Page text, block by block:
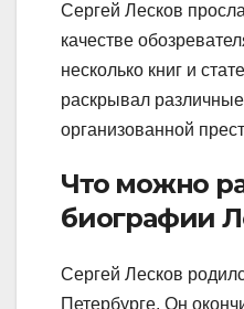
Сергей Лесков
качестве
несколько книг и
раскрывал
организованной
Что можно
биографии
Сергей Лесков
Петербурге. Он